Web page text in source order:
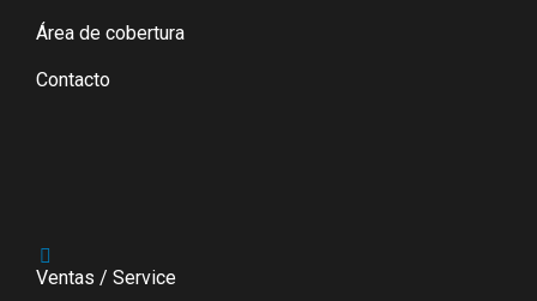
Área de cobertura
Contacto
Ventas / Service